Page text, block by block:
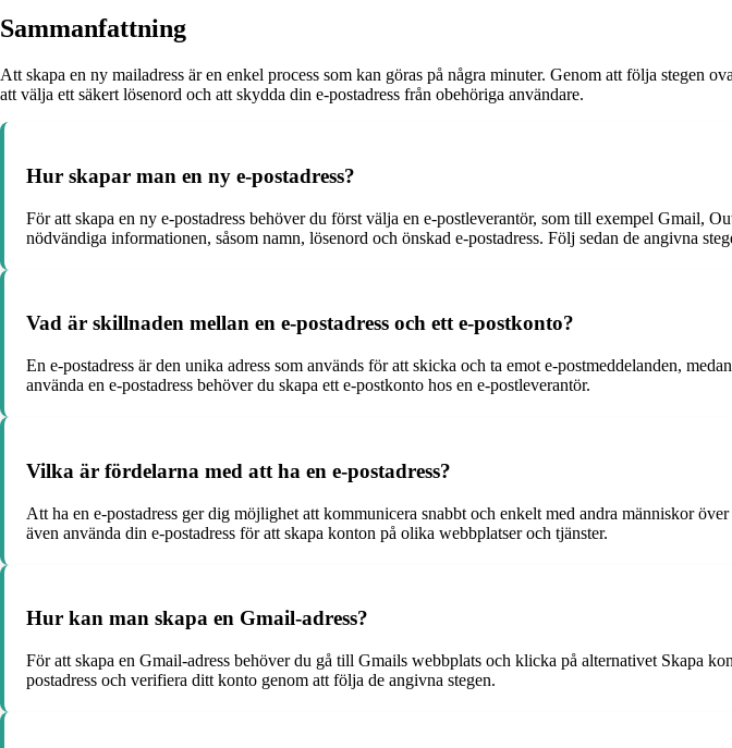
Sammanfattning
Att skapa en ny mailadress är en enkel process som kan göras på några minuter. Genom att följa stegen
att välja ett säkert lösenord och att skydda din e-postadress från obehöriga användare.
Hur skapar man en ny e-postadress?
För att skapa en ny e-postadress behöver du först välja en e-postleverantör, som till exempel Gmail,
nödvändiga informationen, såsom namn, lösenord och önskad e-postadress. Följ sedan de angivna
Vad är skillnaden mellan en e-postadress och ett e-postkonto?
En e-postadress är den unika adress som används för att skicka och ta emot e-postmeddelanden,
använda en e-postadress behöver du skapa ett e-postkonto hos en e-postleverantör.
Vilka är fördelarna med att ha en e-postadress?
Att ha en e-postadress ger dig möjlighet att kommunicera snabbt och enkelt med andra människor
även använda din e-postadress för att skapa konton på olika webbplatser och tjänster.
Hur kan man skapa en Gmail-adress?
För att skapa en Gmail-adress behöver du gå till Gmails webbplats och klicka på alternativet Skapa
postadress och verifiera ditt konto genom att följa de angivna stegen.